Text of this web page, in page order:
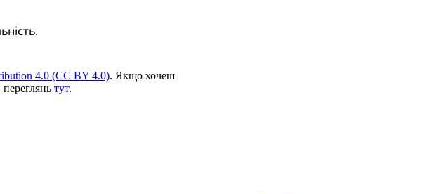
4.0 (CC BY 4.0). Якщо хочеш
тут.